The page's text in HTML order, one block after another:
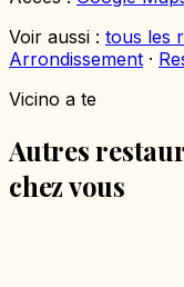
Voir aussi : tous les
Arrondissement ·
Vicino a te
Autres
chez vous